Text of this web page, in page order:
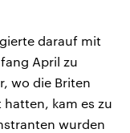
darauf mit
April zu
wo die Briten
kam es zu
wurden